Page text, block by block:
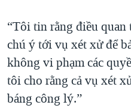
“Tôi tin rằng điều
chú ý tới vụ xét xử để
không vi phạm các
tôi cho rằng cả vụ xét
báng công lý.”